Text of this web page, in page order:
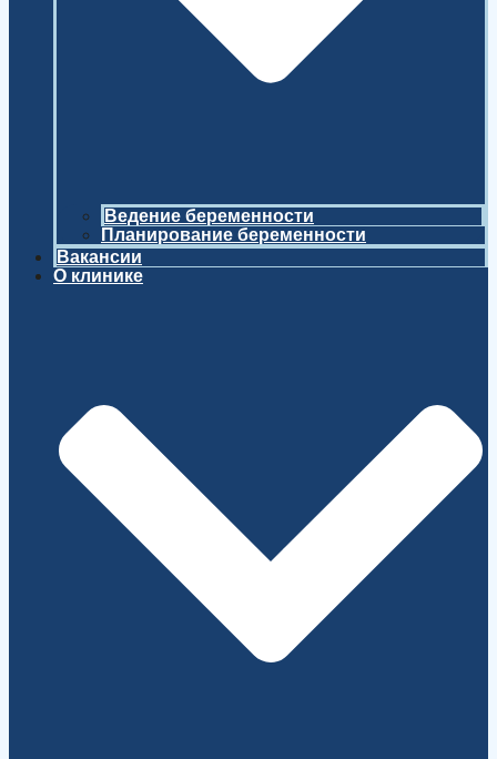
Ведение беременности
Планирование беременности
Вакансии
О клинике